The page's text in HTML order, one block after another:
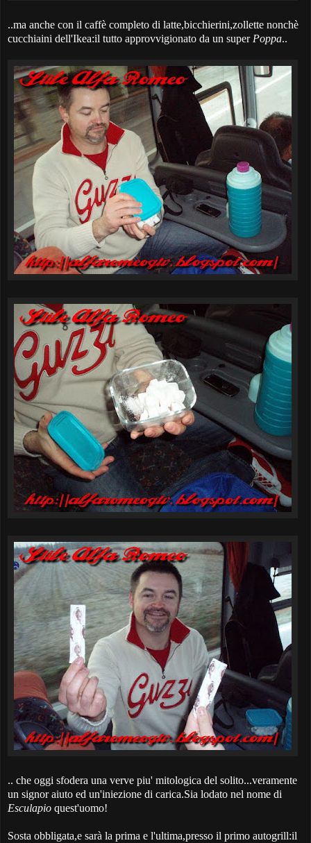
..ma anche con il caffè completo di latte,bicchierini,zollette nonchè
cucchiaini dell'Ikea:il tutto approvvigionato da un super Poppa..
.. che oggi sfodera una verve piu' mitologica del solito...veramente
un signor aiuto ed un'iniezione di carica.Sia lodato nel nome di
Esculapio quest'uomo!
Sosta obbligata,e sarà la prima e l'ultima,presso il primo autogrill:il